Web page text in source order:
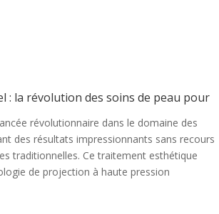
: la révolution des soins de peau pour
révolutionnaire dans le domaine des
des résultats impressionnants sans recours
traditionnelles. Ce traitement esthétique
de projection à haute pression